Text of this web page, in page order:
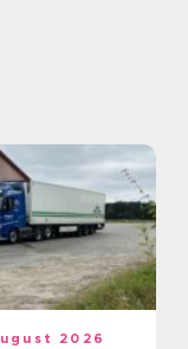
2026